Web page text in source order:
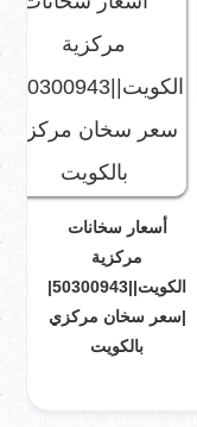
أسعار سخانات
مركزية
الكويت||50300943|
|سعر سخان مركزي
بالكويت